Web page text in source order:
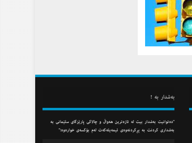
به‌شدار به‌ !
"ده‌توانیت به‌شدار بیت له‌ تازه‌ترین هه‌واڵ و چالاكی پارێزگای سلێمانی به‌
به‌شداری كردنت به‌ پڕكردنه‌وه‌ی ئیمه‌یله‌كه‌ت له‌م بۆكسه‌ی خواره‌وه‌:"